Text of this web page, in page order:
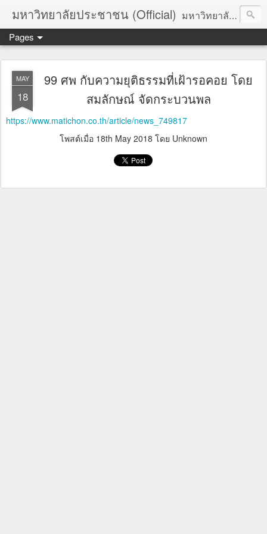
มหาวิทยาลัยประชาชน (Official) มหาวิทยาลัยประชาชน เพื่อการปฏิวัติประชาชนโดยสันติ Truths :: Peace :: Revolution :: Universal Human Rights :: Democracy (TPRUD)
Pages
MAY
18
99 ศพ กับความยุติธรรมที่เฝ้ารอคอย โดย
สมลักษณ์ จัดกระบวนพล
https://www.matichon.co.th/article/news_749817
โพสต์เมื่อ 18th May 2018 โดย Unknown